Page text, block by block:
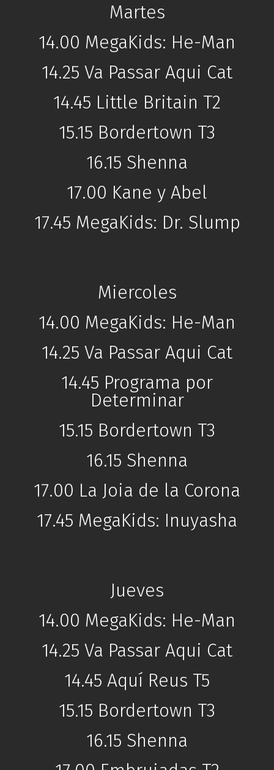
Martes
14.00 MegaKids: He-Man
14.25 Va Passar Aqui Cat
14.45 Little Britain T2
15.15 Bordertown T3
16.15 Shenna
17.00 Kane y Abel
17.45 MegaKids: Dr. Slump
Miercoles
14.00 MegaKids: He-Man
14.25 Va Passar Aqui Cat
14.45 Programa por
Determinar
15.15 Bordertown T3
16.15 Shenna
17.00 La Joia de la Corona
17.45 MegaKids: Inuyasha
Jueves
14.00 MegaKids: He-Man
14.25 Va Passar Aqui Cat
14.45 Aquí Reus T5
15.15 Bordertown T3
16.15 Shenna